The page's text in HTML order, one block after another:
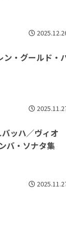
ン・グールド・
バッハ／ヴィオ
バ・ソナタ集